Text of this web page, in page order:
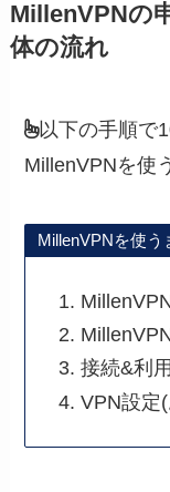
MillenVPNの
体の流れ
以下の手順で
MillenVPNを使
MillenVPNを使う
接続&利
VPN設定